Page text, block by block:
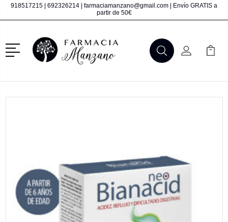
918517215 692326214 farmaciamanzano@gmail.com | Envío GRATIS a
partir de 50€
Menú
BuscarMi Cuenta
Mi